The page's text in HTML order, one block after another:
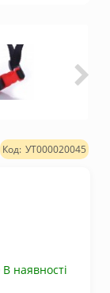
УТ000020045
В наявності